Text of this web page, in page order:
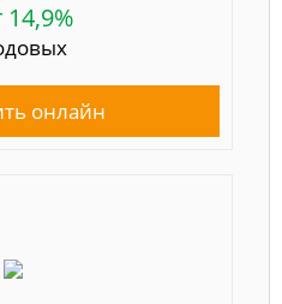
14,9%
онлайн